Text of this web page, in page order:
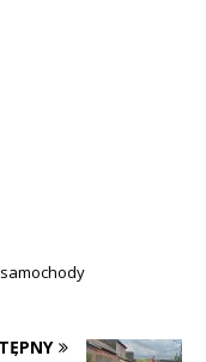
samochody